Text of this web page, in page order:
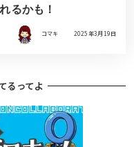
るかも！
コマキ 2025年3月19日
るってよ